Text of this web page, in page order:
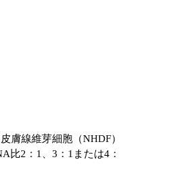
膚線維芽細胞（NHDF）
比2：1、3：1または4：